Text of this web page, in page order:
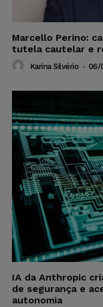
Marcello Perino:
tutela cautelar e
Karina Silvério - 06/
IA da Anthropic
de segurança e
autonomia